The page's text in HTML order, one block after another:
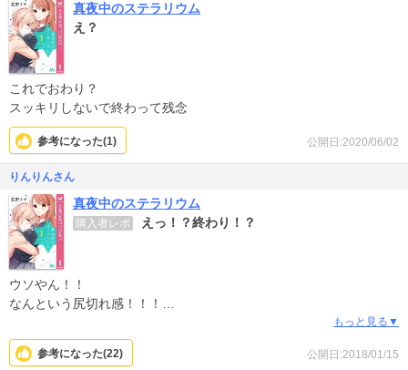
真夜中のステラリウム
え？
これでおわり？
スッキリしないで終わって残念
公開日:2020/06/02
参考になった(1)
りんりんさん
真夜中のステラリウム
購入者レポ えっ！？終わり！？
ウソやん！！
なんという尻切れ感！！！
ここから更に2人の関係が深まっていくと思ってたのに…！！
ものすごい肩すかしを食らいました(笑)
もっと見る▼
公開日:2018/01/15
参考になった(22)